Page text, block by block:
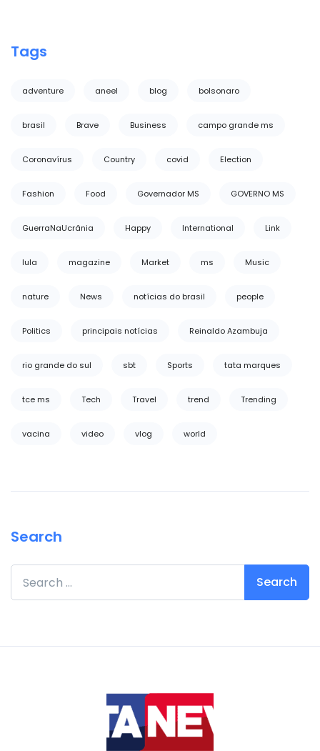
Tags
adventure aneel blog bolsonaro
brasil Brave Business campo grande ms
Coronavírus Country covid Election
Fashion Food Governador MS GOVERNO MS
GuerraNaUcrânia Happy International Link
lula magazine Market ms Music
nature News notícias do brasil people
Politics principais notícias Reinaldo Azambuja
rio grande do sul sbt Sports tata marques
tce ms Tech Travel trend Trending
vacina video vlog world
Search
Search for: